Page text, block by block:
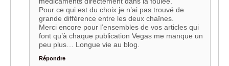
Pour ce qui est du choix je n’ai pas trouvé de
grande différence entre les deux chaînes.
Merci encore pour l’ensembles de vos articles qui
font qu’à chaque publication Vegas me manque un
peu plus… Longue vie au blog.
Répondre